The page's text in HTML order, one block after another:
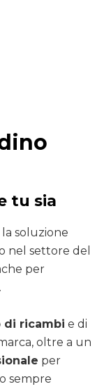
tu sia
soluzione
nel settore del
per
di ricambi e di
oltre a un
per
sempre